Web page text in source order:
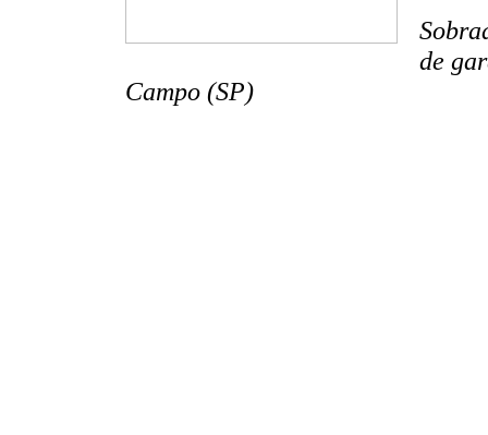
de
Campo (SP)